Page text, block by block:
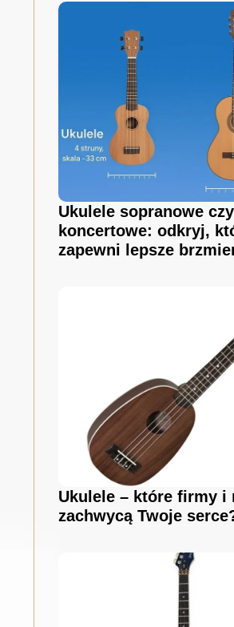
Ukulele sopranowe czy
koncertowe: odkryj,
zapewni lepsze
Ukulele – które firmy i
zachwycą Twoje